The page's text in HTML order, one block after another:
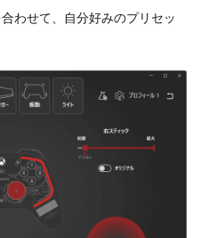
わせて、自分好みのプリセッ